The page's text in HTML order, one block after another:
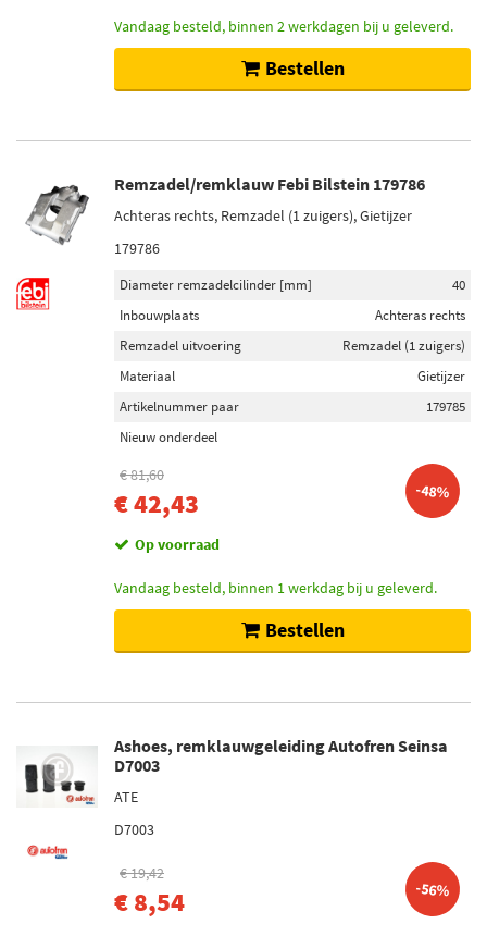
Vandaag besteld, binnen 2 werkdagen bij u geleverd.
Bestellen
Remzadel/remklauw Febi Bilstein 179786
Achteras rechts, Remzadel (1 zuigers), Gietijzer
179786
Diameter remzadelcilinder [mm]
40
Inbouwplaats
Achteras rechts
Remzadel uitvoering
Remzadel (1 zuigers)
Materiaal
Gietijzer
Artikelnummer paar
179785
Nieuw onderdeel
€ 81,60
€ 42,43 -48%
Op voorraad
Vandaag besteld, binnen 1 werkdag bij u geleverd.
Bestellen
Ashoes, remklauwgeleiding Autofren Seinsa
D7003
ATE
D7003
€ 19,42
€ 8,54 -56%